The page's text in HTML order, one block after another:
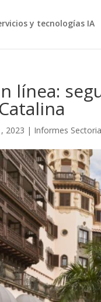
y tecnologías IA
línea:
2023 | Informes